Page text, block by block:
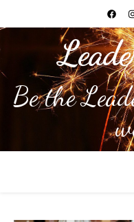
Be the